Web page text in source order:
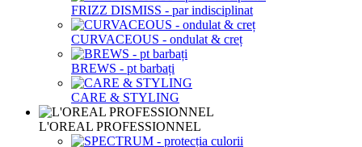
FRIZZ DISMISS - par indisciplinat
CURVACEOUS - ondulat & creț
BREWS - pt barbați
CARE & STYLING
L'OREAL PROFESSIONNEL